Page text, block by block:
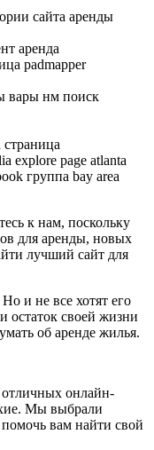
к нам, поскольку
для аренды, новых
лучший сайт для
и не все хотят его
остаток своей жизни
об аренде жилья.
отличных онлайн-
Мы выбрали
вам найти свой